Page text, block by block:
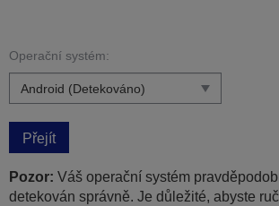
Operační systém:
Přejít
Pozor: Váš operační systém
detekován správně. Je důležité, abyste